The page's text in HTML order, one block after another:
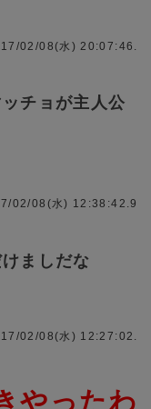
02/08(水) 20:07:46.
チョが主人公
02/08(水) 12:38:42.9
ましだな
02/08(水) 12:27:02.
やったわ